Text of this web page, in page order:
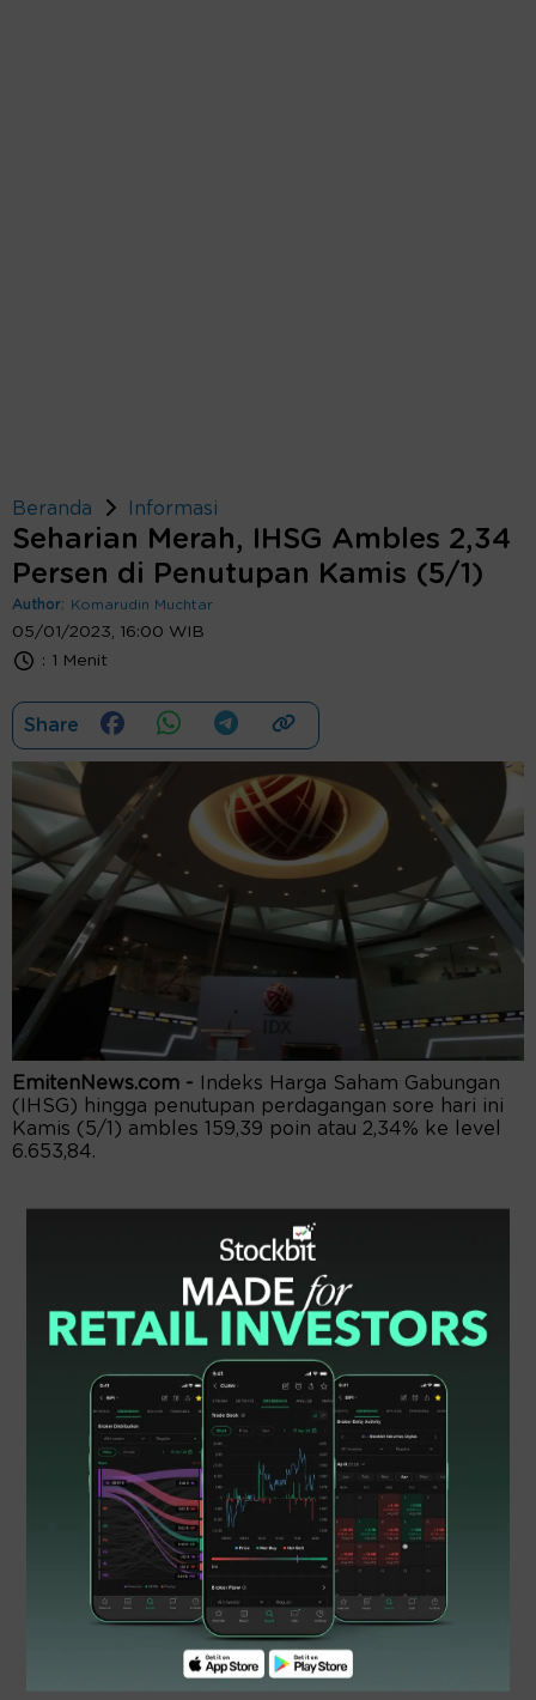
Beranda Informasi
Seharian Merah, IHSG Ambles 2,34
Persen di Penutupan Kamis (5/1)
Author: Komarudin Muchtar
05/01/2023, 16:00 WIB
: 1 Menit
Share
EmitenNews.com - Indeks Harga Saham Gabungan
(IHSG) hingga penutupan perdagangan sore hari ini
Kamis (5/1) ambles 159,39 poin atau 2,34% ke level
6.653,84.